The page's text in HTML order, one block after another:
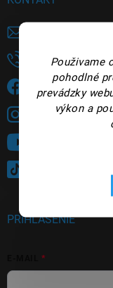
Použivame
pohodlné
prevádzky
výkon a
+421948735144
Sledujete nás na
panakeia.sk
Sledujte nás na
PRIHLÁSENIE